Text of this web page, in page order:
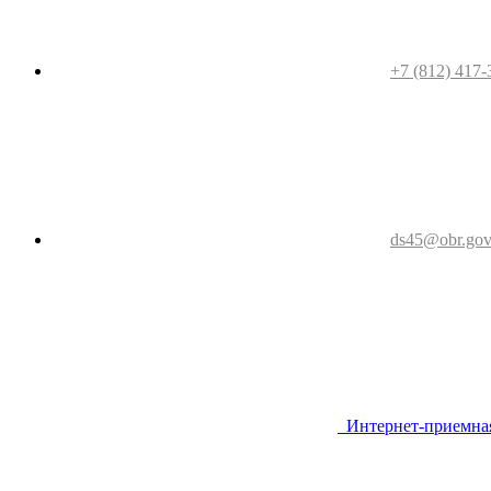
+7 (812) 417-
Интернет-